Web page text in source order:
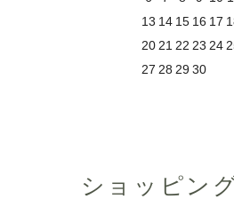
13 14 15 16 17
20 21 22 23 24
27 28 2930
ショッピン